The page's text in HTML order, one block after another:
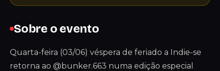
Sobre o evento
Quarta-feira (03/06) véspera de feriado a Indie-se
retorna ao @bunker.663 numa edição especial